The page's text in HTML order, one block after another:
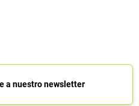
a nuestro newsletter